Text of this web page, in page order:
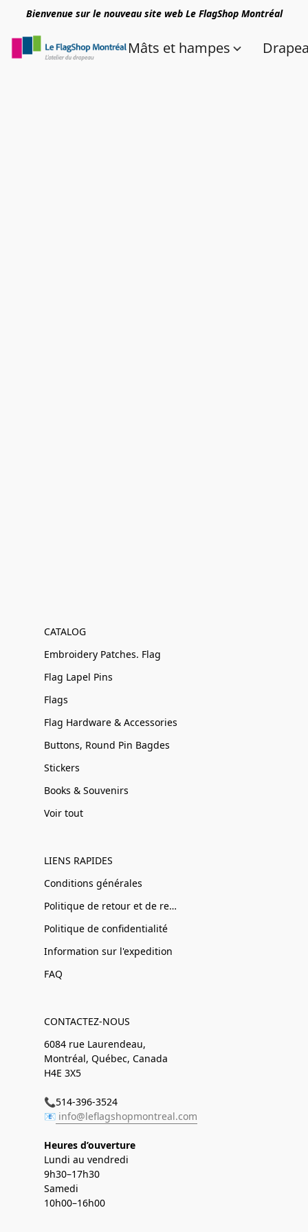
Bienvenue sur le nouveau site web Le FlagShop Montréal
Mâts et hampes
CATALOG
Embroidery Patches. Flag
Flag Lapel Pins
Flags
Flag Hardware & Accessories
Buttons, Round Pin Bagdes
Stickers
Books & Souvenirs
Voir tout
LIENS RAPIDES
Conditions générales
Politique de retour et de remboursement
Politique de confidentialité
Information sur l'expedition
FAQ
CONTACTEZ-NOUS
6084 rue Laurendeau,
Montréal, Québec, Canada
H4E 3X5
📞514-396-3524
📧 info@leflagshopmontreal.com
Heures d’ouverture
Lundi au vendredi
9h30–17h30
Samedi
10h00–16h00